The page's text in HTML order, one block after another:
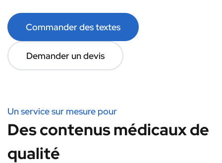
Commander des textes
Demander un devis
Un service sur mesure pour
Des contenus médicaux de
qualité